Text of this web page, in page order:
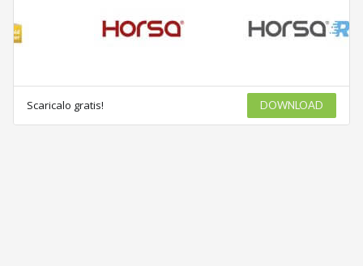
Scaricalo gratis! DOWNLOAD